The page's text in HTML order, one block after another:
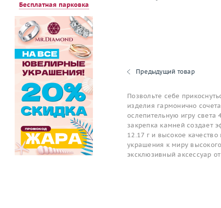
Бесплатная парковка
Предыдущий товар
Позвольте себе
изделия гармонично
ослепительную игру
закрепка камней создает
12.17 г и высокое
украшения к миру
эксклюзивный аксессуар